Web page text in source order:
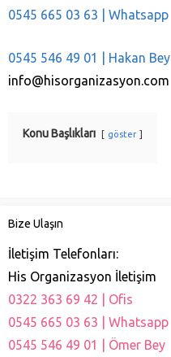
0545 665 03 63 | Whatsapp
0545 546 49 01 | Hakan Bey
info@hisorganizasyon.com
Konu Başlıkları göster
Bize Ulaşın
İletişim Telefonları:
His Organizasyon İletişim
0322 363 69 42 | Ofis
0545 665 03 63 | Whatsapp
0545 546 49 01 | Ömer Bey